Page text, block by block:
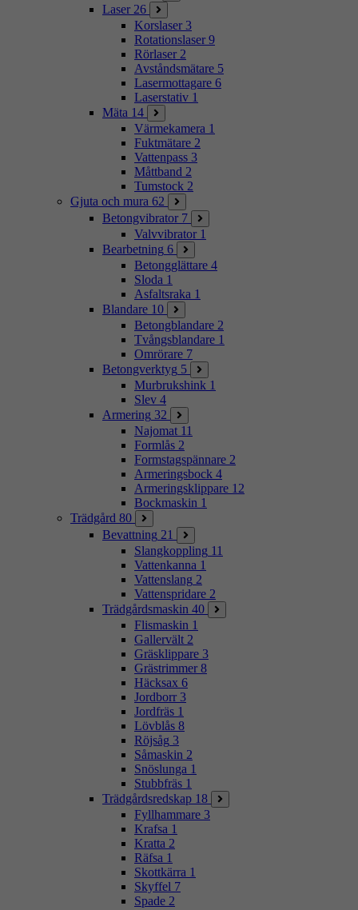
Laser 26
Korslaser 3
Rotationslaser 9
Rörlaser 2
Avståndsmätare 5
Lasermottagare 6
Laserstativ 1
Mäta 14
Värmekamera 1
Fuktmätare 2
Vattenpass 3
Måttband 2
Tumstock 2
Gjuta och mura 62
Betongvibrator 7
Valvvibrator 1
Bearbetning 6
Betongglättare 4
Sloda 1
Asfaltsraka 1
Blandare 10
Betongblandare 2
Tvångsblandare 1
Omrörare 7
Betongverktyg 5
Murbrukshink 1
Slev 4
Armering 32
Najomat 11
Formlås 2
Formstagspännare 2
Armeringsbock 4
Armeringsklippare 12
Bockmaskin 1
Trädgård 80
Bevattning 21
Slangkoppling 11
Vattenkanna 1
Vattenslang 2
Vattenspridare 2
Trädgårdsmaskin 40
Flismaskin 1
Gallervält 2
Gräsklippare 3
Grästrimmer 8
Häcksax 6
Jordborr 3
Jordfräs 1
Lövblås 8
Röjsåg 3
Såmaskin 2
Snöslunga 1
Stubbfräs 1
Trädgårdsredskap 18
Fyllhammare 3
Krafsa 1
Kratta 2
Räfsa 1
Skottkärra 1
Skyffel 7
Spade 2